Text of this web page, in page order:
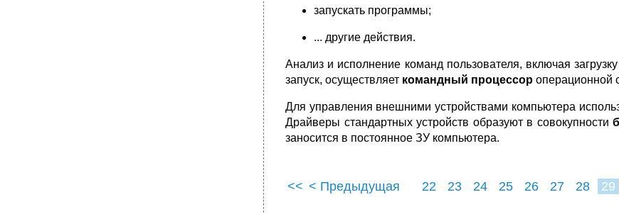
запускать программы;
... другие действия.
Анализ и исполнение команд пользователя, включая
запуск, осуществляет командный процессор операционной
Для управления внешними устройствами компьютера
Драйверы стандартных устройств образуют в совокупности
заносится в постоянное ЗУ компьютера.
<< < Предыдущая 22 23 24 25 26 27 28 29